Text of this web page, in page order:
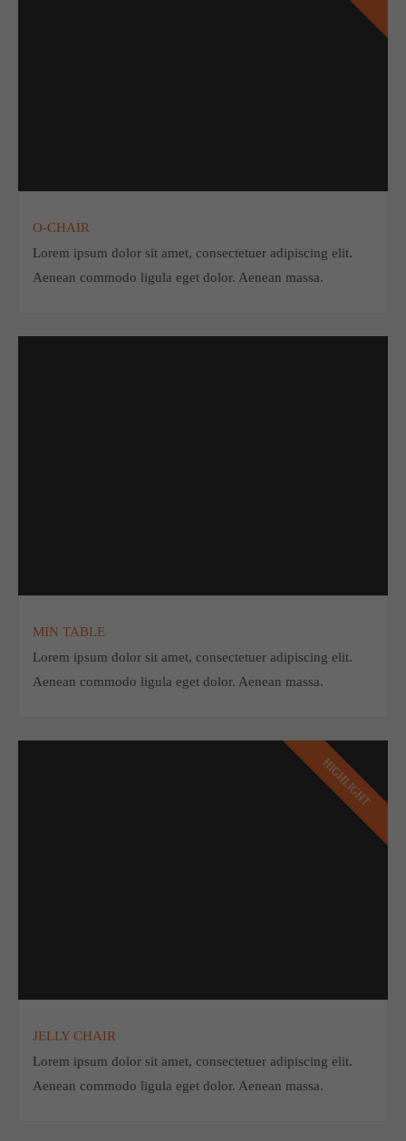
O-CHAIR
Lorem ipsum dolor sit amet, consectetuer adipiscing elit.
Aenean commodo ligula eget dolor. Aenean massa.
MIN TABLE
Lorem ipsum dolor sit amet, consectetuer adipiscing elit.
Aenean commodo ligula eget dolor. Aenean massa.
HIGHLIGHT
JELLY CHAIR
Lorem ipsum dolor sit amet, consectetuer adipiscing elit.
Aenean commodo ligula eget dolor. Aenean massa.